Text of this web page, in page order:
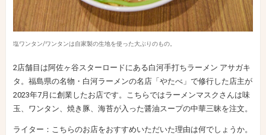
塩ワンタン/ワンタンは自家製の生地を使った大ぶりのもの。
2店舗目は阿佐ヶ谷スターロードにある白河手打ちラーメン アサガキ
タ。福島県の名物・白河ラーメンの名店「やたべ」で修行した店主が
2023年7月に創業したお店です。こちらではラーメンマスクさんは味
玉、ワンタン、焼き豚、海苔が入った醤油スープの中華三昧を注文。
ライター：こちらのお店をおすすめいただいた理由は何でしょうか。